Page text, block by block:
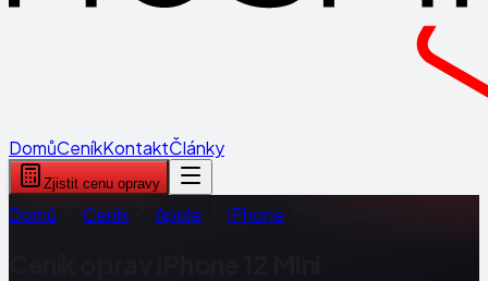
DomůCeníkKontaktČlánky
Zjistit cenu opravy
Domů Ceník Apple iPhone